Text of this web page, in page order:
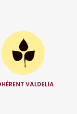
VALDELIA